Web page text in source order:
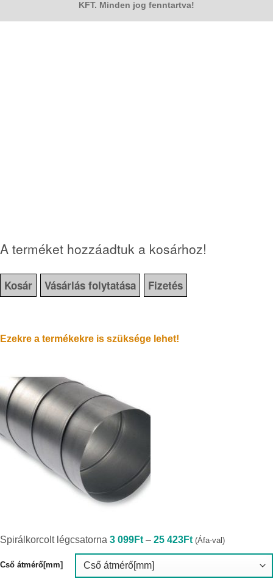
KFT. Minden jog fenntartva!
A terméket hozzáadtuk a kosárhoz!
Kosár Vásárlás folytatása Fizetés
Ezekre a termékekre is szüksége lehet!
Spirálkorcolt légcsatorna 3 099Ft – 25 423FtÁrtartomány:
3
099Ft
25
(Áfa-val)
Cső átmérő[mm]